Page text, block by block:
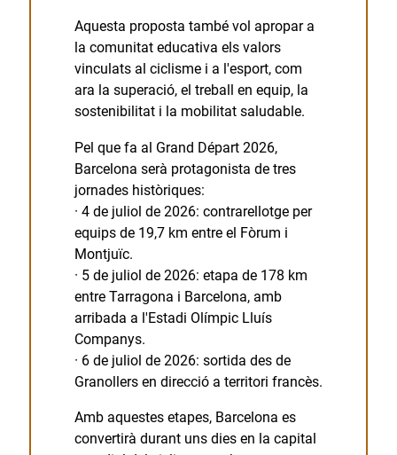
Aquesta proposta també vol apropar a
la comunitat educativa els valors
vinculats al ciclisme i a l'esport, com
ara la superació, el treball en equip, la
sostenibilitat i la mobilitat saludable.
Pel que fa al Grand Départ 2026,
Barcelona serà protagonista de tres
jornades històriques:
· 4 de juliol de 2026: contrarellotge per
equips de 19,7 km entre el Fòrum i
Montjuïc.
· 5 de juliol de 2026: etapa de 178 km
entre Tarragona i Barcelona, amb
arribada a l'Estadi Olímpic Lluís
Companys.
· 6 de juliol de 2026: sortida des de
Granollers en direcció a territori francès.
Amb aquestes etapes, Barcelona es
convertirà durant uns dies en la capital